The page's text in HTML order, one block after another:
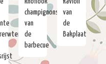
champignons
van
de
barbecue
van
de
Bakplaat